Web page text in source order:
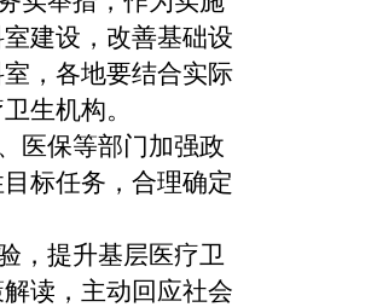
建设，改善基础设
，各地要结合实际
生机构。
医保等部门加强政
标任务，合理确定
，提升基层医疗卫
读，主动回应社会